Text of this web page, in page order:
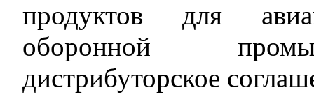
продуктов для
оборонной
дистрибуторское